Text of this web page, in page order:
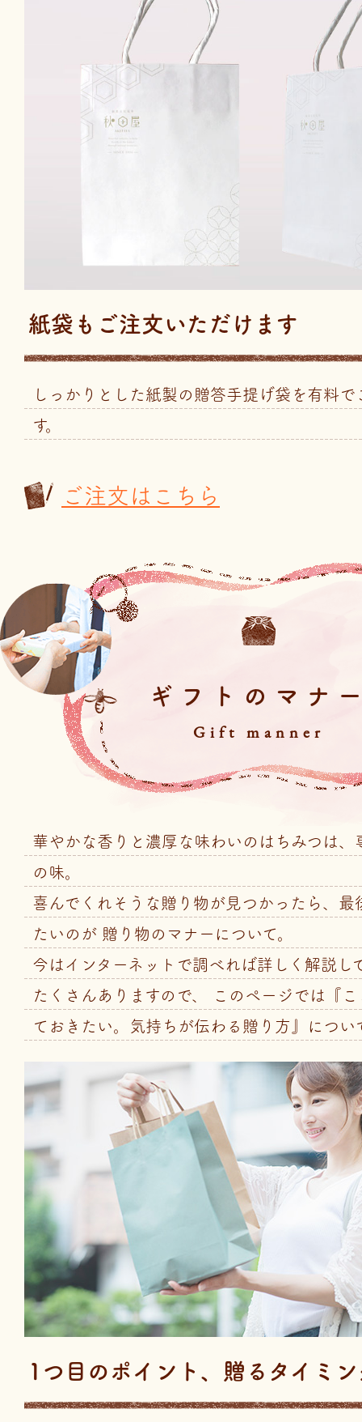
紙袋もご注文いただけます
しっかりとした紙製の贈答手提げ袋を有料で
す。
ご注文はこちら
ギフトのマナ
Gift manner
華やかな香りと濃厚な味わいのはちみつは、
の味。
喜んでくれそうな贈り物が見つかったら、最
たいのが 贈り物のマナーについて。
今はインターネットで調べれば詳しく解説し
たくさんありますので、
このページでは『
ておきたい。気持ちが伝わる贈り方』につい
1つ目のポイント、贈るタイミン